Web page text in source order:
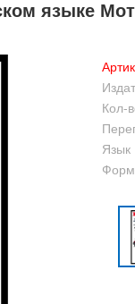
языке
Кол-
Язык